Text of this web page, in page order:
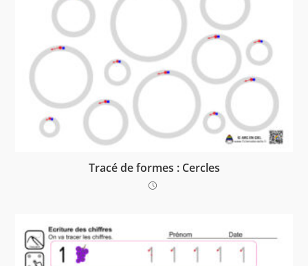
Tracé de formes : Cercles